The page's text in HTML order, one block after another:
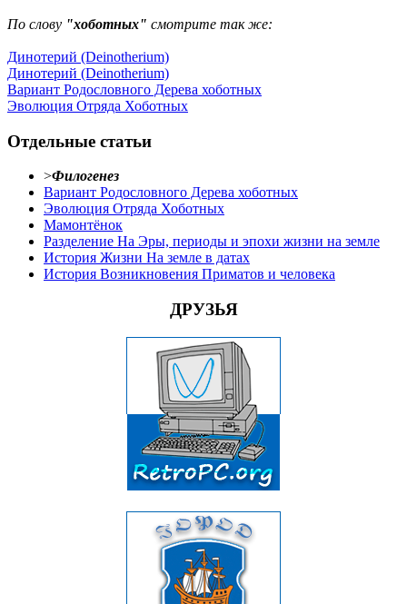
По слову "хоботных" смотрите так же:
Динотерий (Deinotherium)
Динотерий (Deinotherium)
Вариант Родословного Дерева хоботных
Эволюция Отряда Хоботных
Отдельные статьи
>Филогенез
Вариант Родословного Дерева хоботных
Эволюция Отряда Хоботных
Мамонтёнок
Разделение На Эры, периоды и эпохи жизни на земле
История Жизни На земле в датах
История Возникновения Приматов и человека
ДРУЗЬЯ